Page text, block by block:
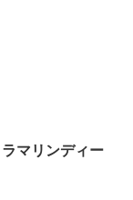
マリンディー